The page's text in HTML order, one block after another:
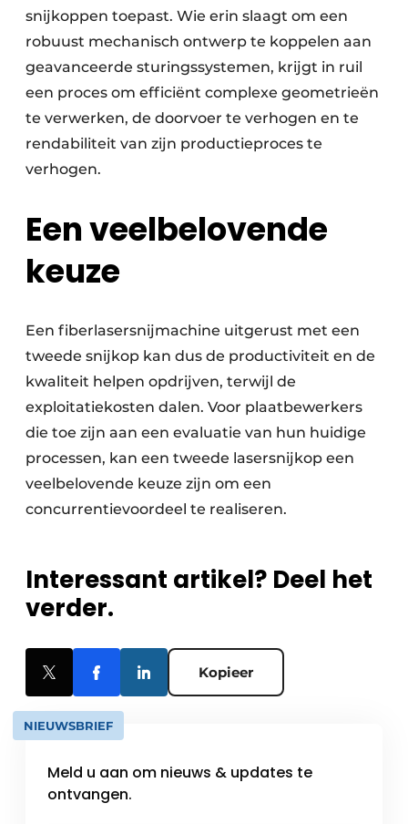
snijkoppen toepast. Wie erin slaagt om een
robuust mechanisch ontwerp te koppelen aan
geavanceerde sturingssystemen, krijgt in ruil
een proces om efficiënt complexe geometrieën
te verwerken, de doorvoer te verhogen en te
rendabiliteit van zijn productieproces te
verhogen.
Een veelbelovende
keuze
Een fiberlasersnijmachine uitgerust met een
tweede snijkop kan dus de productiviteit en de
kwaliteit helpen opdrijven, terwijl de
exploitatiekosten dalen. Voor plaatbewerkers
die toe zijn aan een evaluatie van hun huidige
processen, kan een tweede lasersnijkop een
veelbelovende keuze zijn om een
concurrentievoordeel te realiseren.
Interessant artikel? Deel het
verder.
Kopieer
NIEUWSBRIEF
Meld u aan om nieuws & updates te
ontvangen.